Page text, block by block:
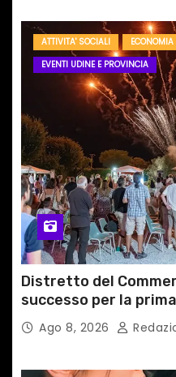
ATTIVITA' SOCIALI
EVENTI UDINE E PROVINCIA
Distretto del
successo per la
del territorio
Ago 8, 2026